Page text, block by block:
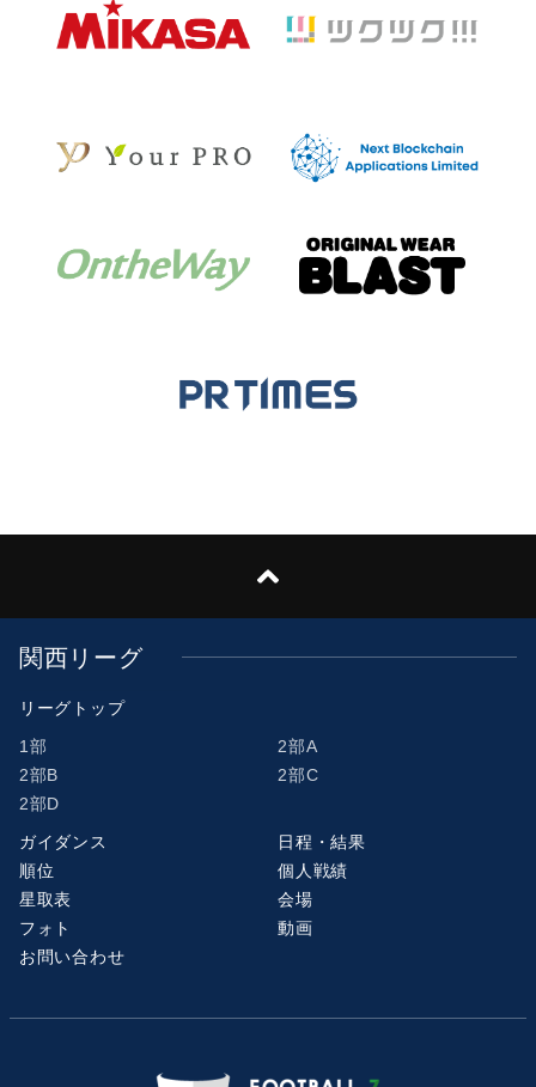
関西リーグ
リーグトップ
1部
2部A
2部B
2部C
2部D
ガイダンス
日程・結果
順位
個人戦績
星取表
会場
フォト
動画
お問い合わせ